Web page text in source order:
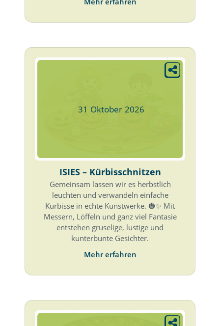
31 Oktober 2026
ISIES – Kürbisschnitzen
Gemeinsam lassen wir es herbstlich
leuchten und verwandeln einfache
Kürbisse in echte Kunstwerke. 🎃✨ Mit
Messern, Löffeln und ganz viel Fantasie
entstehen gruselige, lustige und
kunterbunte Gesichter.
Mehr erfahren